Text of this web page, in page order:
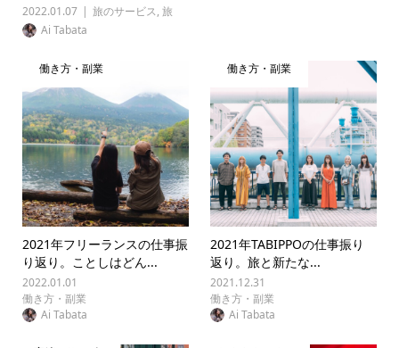
2022.01.07 旅のサービス, 旅
Ai Tabata
働き方・副業
2021年フリーランスの仕事振
り返り。ことしはどん...
2022.01.01
働き方・副業
Ai Tabata
働き方・副業
2021年TABIPPOの仕事振り
返り。旅と新たな...
2021.12.31
働き方・副業
Ai Tabata